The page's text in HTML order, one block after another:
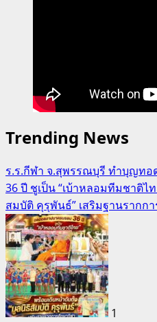
Trending News
ร.ร.กีฬา จ.สุพรรณบุรี ทำบุญทอ
36 ปี ชูเป็น “เบ้าหลอมทีมชาติไ
สมบัติ คุรุพันธ์” เสริมฐานรากก
1